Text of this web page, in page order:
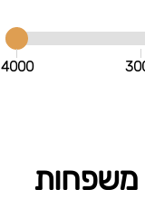
4000
משפחות